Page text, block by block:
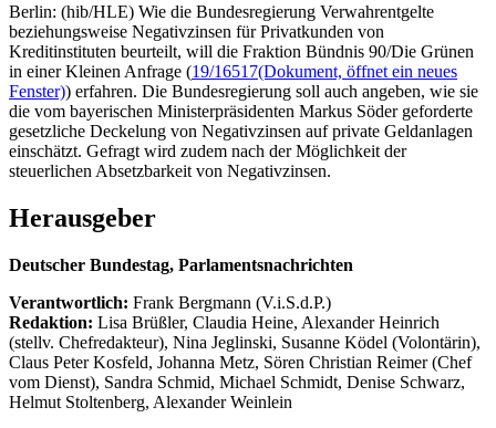
Berlin: (hib/HLE) Wie die Bundesregierung Verwahrentgelte
beziehungsweise Negativzinsen für Privatkunden von
Kreditinstituten beurteilt, will die Fraktion Bündnis 90/Die Grünen
in einer Kleinen Anfrage (19/16517(Dokument, öffnet ein neues
Fenster)) erfahren. Die Bundesregierung soll auch angeben, wie sie
die vom bayerischen Ministerpräsidenten Markus Söder geforderte
gesetzliche Deckelung von Negativzinsen auf private Geldanlagen
einschätzt. Gefragt wird zudem nach der Möglichkeit der
steuerlichen Absetzbarkeit von Negativzinsen.
Herausgeber
Deutscher Bundestag, Parlamentsnachrichten
Verantwortlich: Frank Bergmann (V.i.S.d.P.)
Redaktion: Lisa Brüßler, Claudia Heine, Alexander Heinrich
(stellv. Chefredakteur), Nina Jeglinski, Susanne Ködel (Volontärin),
Claus Peter Kosfeld, Johanna Metz, Sören Christian Reimer (Chef
vom Dienst), Sandra Schmid, Michael Schmidt, Denise Schwarz,
Helmut Stoltenberg, Alexander Weinlein